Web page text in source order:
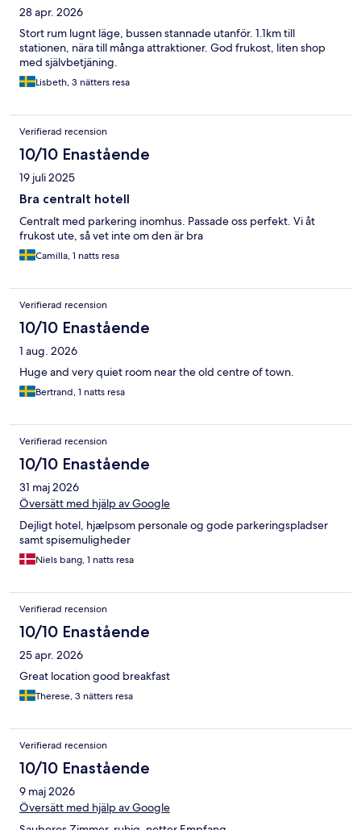
28 apr. 2026
Stort rum lugnt läge, bussen stannade utanför. 1.1km till
stationen, nära till många attraktioner. God frukost, liten shop
med självbetjäning.
Lisbeth, 3 nätters resa
Verifierad recension
10/10 Enastående
19 juli 2025
Bra centralt hotell
Centralt med parkering inomhus. Passade oss perfekt. Vi åt
frukost ute, så vet inte om den är bra
Camilla, 1 natts resa
Verifierad recension
10/10 Enastående
1 aug. 2026
Huge and very quiet room near the old centre of town.
Bertrand, 1 natts resa
Verifierad recension
10/10 Enastående
31 maj 2026
Översätt med hjälp av Google
Dejligt hotel, hjælpsom personale og gode parkeringspladser
samt spisemuligheder
Niels bang, 1 natts resa
Verifierad recension
10/10 Enastående
25 apr. 2026
Great location good breakfast
Therese, 3 nätters resa
Verifierad recension
10/10 Enastående
9 maj 2026
Översätt med hjälp av Google